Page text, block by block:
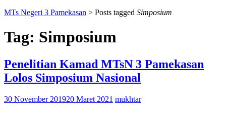
MTs Negeri 3 Pamekasan > Posts tagged Simposium
Tag: Simposium
Penelitian Kamad MTsN 3 Pamekasan
Lolos Simposium Nasional
30 November 201920 Maret 2021 mukhtar